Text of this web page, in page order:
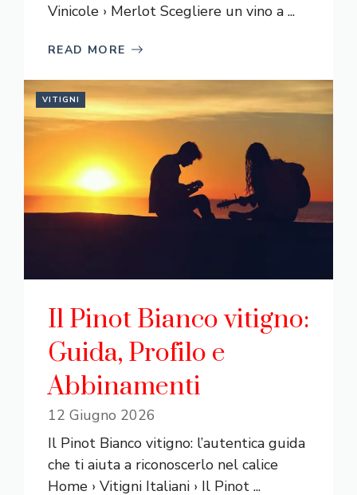
Vinicole › Merlot Scegliere un vino a ...
READ MORE
VITIGNI
Il Pinot Bianco vitigno:
Guida, Profilo e
Abbinamenti
12 Giugno 2026
Il Pinot Bianco vitigno: l’autentica guida
che ti aiuta a riconoscerlo nel calice
Home › Vitigni Italiani › Il Pinot ...